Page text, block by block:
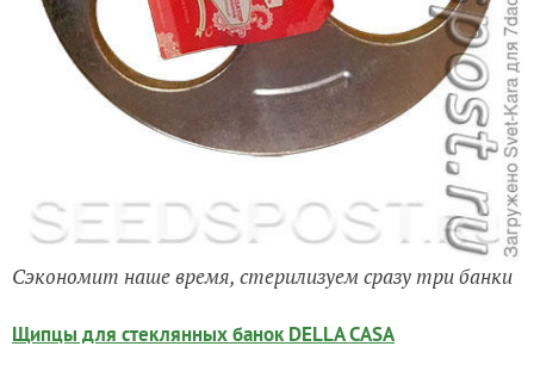
Сэкономит наше время, стерилизуем сразу три банки
Щипцы для стеклянных банок DELLA CASA